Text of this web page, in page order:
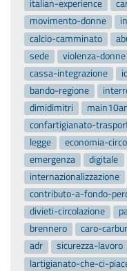
italian-experience
movimento-donne
calcio-camminato
sede
violenza-donne
cassa-integrazione
bando-regione
dimidimitri
confartigianato-
legge
economia-
emergenza
digitale
internazionalizzazione
contributo-a-fondo-
divieti-circolazione
brennero
caro-
adr
sicurezza-lavoro
lartigianato-che-ci-